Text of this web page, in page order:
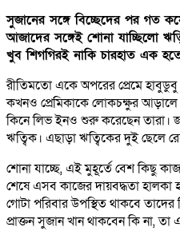
সুজানের সঙ্গে বিচ্ছেদের পর গত
আজাদের সঙ্গেই শোনা যাচ্ছিলো
খুব শিগগিরই নাকি চারহাত এক
রীতিমতো একে অপরের প্রেমে হাবুডুবু
কখনও প্রেমিকাকে লোকচক্ষুর আড়ালে
কিনে লিভ ইনও শুরু করেছেন তারা।
ঋত্বিক। এছাড়া ঋত্বিকের দুই ছেলে
শোনা যাচ্ছে, এই মুহূর্তে বেশ কিছু
শেষে এসব কাজের দায়বদ্ধতা হালকা
গোটা পরিবার উপস্থিত থাকবে
প্রাক্তন সুজান খান থাকবেন কি না, তা